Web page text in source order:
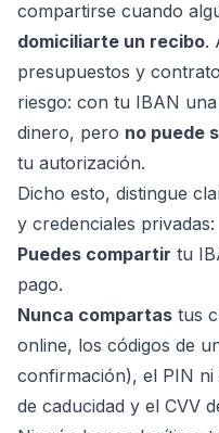
compartirse cuando
domiciliarte un recibo.
presupuestos y
riesgo: con tu IBAN
dinero, pero no puede
tu autorización.
Dicho esto, distingue
y credenciales privadas:
Puedes compartir tu
pago.
Nunca compartas tus
online, los códigos de
confirmación), el PIN
de caducidad y el CVV